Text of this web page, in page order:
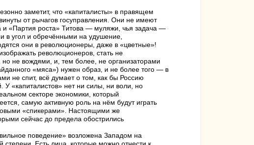
заметит, что «капиталисты» в правящем
от рычагов госуправления. Они не имеют
и «Партия роста» Титова — муляжи, чья задача —
в угол и обречёнными на удушение,
они в революционеры, даже в «цветные»!
революционеров, стать не
не вождями, и, тем более, не организаторами
«мяса») нужен образ, и не более того — в
не спит, всё думает о том, как бы Россию
У «капиталистов» нет ни силы, ни воли, но
секторе экономики, который
самую активную роль на нём будут играть
«спикерами». Настоящими же
сейчас до предела обострились
поведение» возложена Западом на